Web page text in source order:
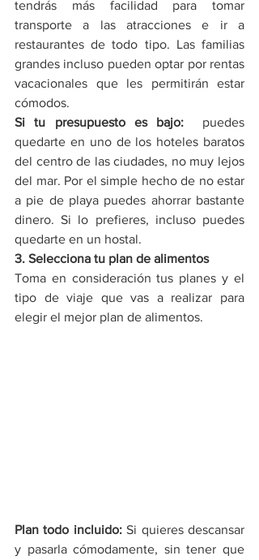
tendrás más facilidad para tomar
transporte a las atracciones e ir a
restaurantes de todo tipo. Las familias
grandes incluso pueden optar por rentas
vacacionales que les permitirán estar
cómodos.
Si tu presupuesto es bajo:
puedes
quedarte en uno de los hoteles baratos
del centro de las ciudades, no muy lejos
del mar. Por el simple hecho de no estar
a pie de playa puedes ahorrar bastante
dinero. Si lo prefieres, incluso puedes
quedarte en un hostal.
3. Selecciona tu plan de alimentos
Toma en consideración tus planes y el
tipo de viaje que vas a realizar para
elegir el mejor plan de alimentos.
Plan todo incluido: Si quieres descansar
y pasarla cómodamente, sin tener que